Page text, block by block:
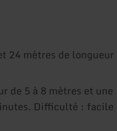
24 mètres de longueur
de 5 à 8 mètres et une
Difficulté : facile